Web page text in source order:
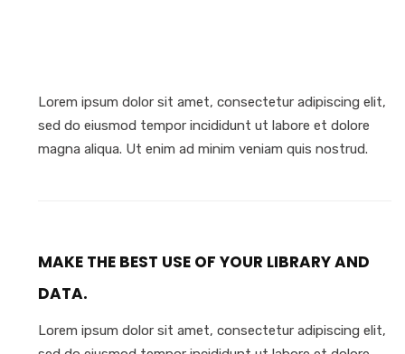
Lorem ipsum dolor sit amet, consectetur adipiscing elit,
sed do eiusmod tempor incididunt ut labore et dolore
magna aliqua. Ut enim ad minim veniam quis nostrud.
MAKE THE BEST USE OF YOUR LIBRARY AND
DATA.
Lorem ipsum dolor sit amet, consectetur adipiscing elit,